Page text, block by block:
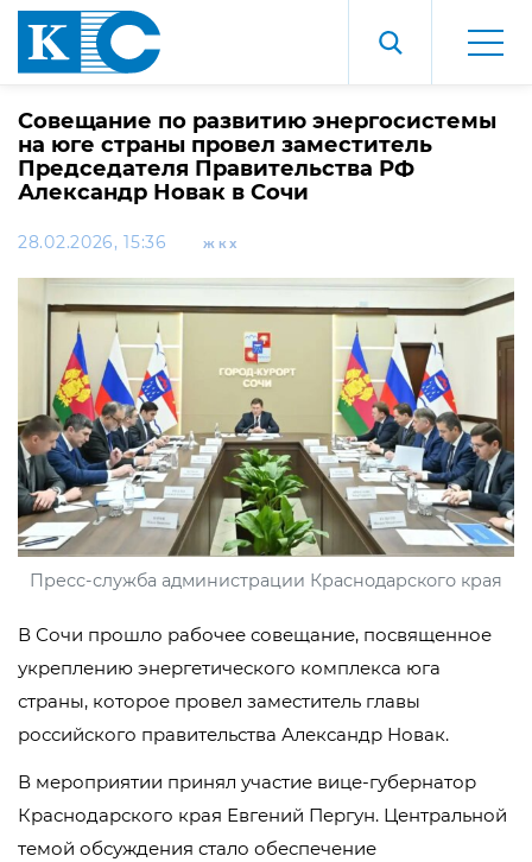
Совещание по развитию энергосистемы
на юге страны провел заместитель
Председателя Правительства РФ
Александр Новак в Сочи
28.02.2026, 15:36 ЖКХ
Пресс-служба администрации Краснодарского края
В Сочи прошло рабочее совещание, посвященное
укреплению энергетического комплекса юга
страны, которое провел заместитель главы
российского правительства Александр Новак.
В мероприятии принял участие вице-губернатор
Краснодарского края Евгений Пергун. Центральной
темой обсуждения стало обеспечение